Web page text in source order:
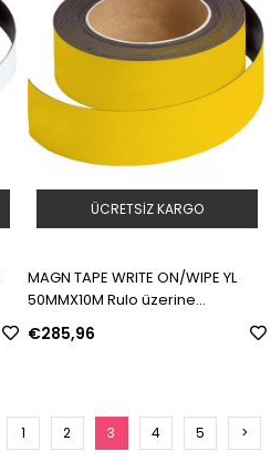
MAGN TAPE WRITE ON/WIPE YL
50MMX10M Rulo üzerine
yazılabilir/silinebilir mıknatıslı
şeritler | Model: 225180 | SKU:
€285,96
ÜCRETSIZ KARGO
1 2 3 4 5 >